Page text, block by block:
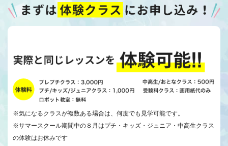
※気になるクラスが複数ある場合は、何度でも見学可能です。
※サマースクール期間中の８月はプチ・キッズ・ジュニア・中高生クラス
の体験はお休みです